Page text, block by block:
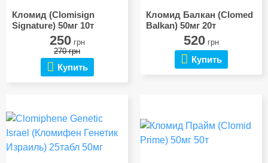
Кломид (Clomisign
Signature) 50мг 10т
250грн
270 грн
Купить
Кломид Балкан (Clomed
Balkan) 50мг 20т
520грн
Купить